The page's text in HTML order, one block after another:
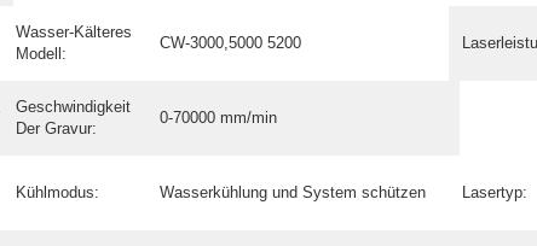
Wasser-Kälteres
Modell:
CW-3000,5000 5200
Geschwindigkeit
Der Gravur:
0-70000 mm/min
Kühlmodus: Wasserkühlung und System schützen Lasertyp: